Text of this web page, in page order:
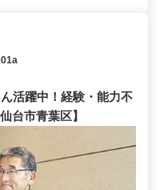
活躍中！経験・能力不
台市青葉区】